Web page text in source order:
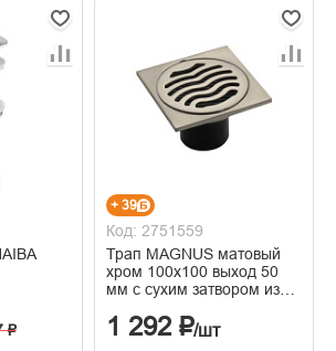
₽
+ 39
Код: 2751559
Трап MAGNUS матовый
хром 100х100 выход 50
мм с сухим затвором из
1 292 ₽/шт